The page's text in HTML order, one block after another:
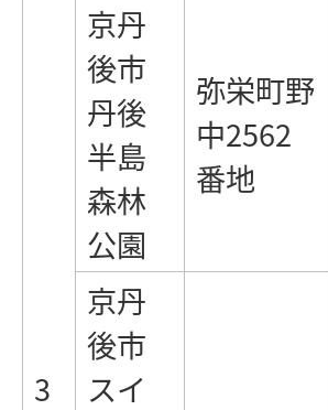
3
京丹
後市
丹後
半島
森林
公園
弥栄町野
中2562
番地
京丹
後市
スイ